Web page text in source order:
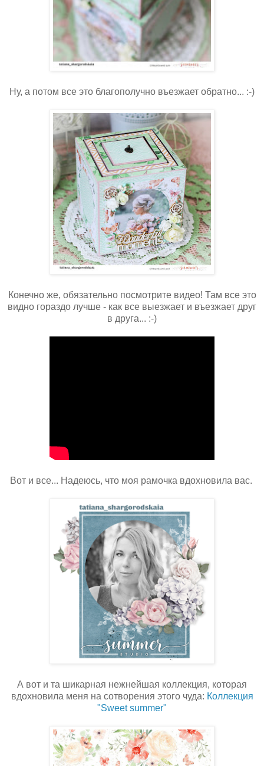
Ну, а потом все это благополучно въезжает обратно... :-)
Конечно же, обязательно посмотрите видео! Там все это
видно гораздо лучше - как все выезжает и въезжает друг
в друга... :-)
Вот и все... Надеюсь, что моя рамочка вдохновила вас.
А вот и та шикарная нежнейшая коллекция, которая
вдохновила меня на сотворения этого чуда: Коллекция
"Sweet summer"